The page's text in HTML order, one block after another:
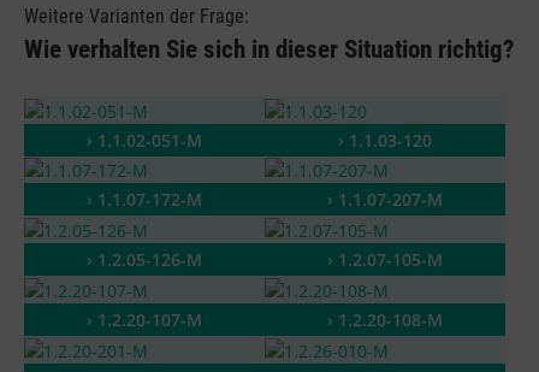
Weitere Varianten der Frage:
Wie verhalten Sie sich in dieser Situation richtig?
› 1.1.02-051-M › 1.1.03-120
› 1.1.07-172-M › 1.1.07-207-M
› 1.2.05-126-M › 1.2.07-105-M
› 1.2.20-107-M › 1.2.20-108-M